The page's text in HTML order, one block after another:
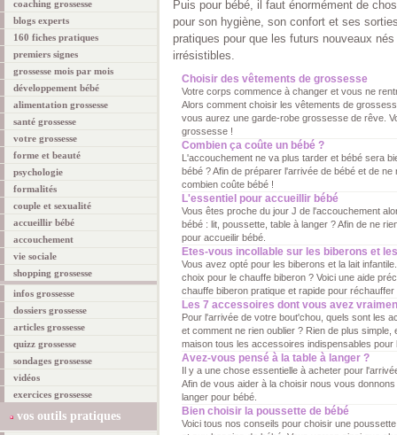
coaching grossesse
blogs experts
160 fiches pratiques
premiers signes
grossesse mois par mois
développement bébé
alimentation grossesse
santé grossesse
votre grossesse
forme et beauté
psychologie
formalités
couple et sexualité
accueillir bébé
accouchement
vie sociale
shopping grossesse
infos grossesse
dossiers grossesse
articles grossesse
quizz grossesse
sondages grossesse
vidéos
exercices grossesse
vos outils pratiques
Puis pour bébé, il faut énormément de
pour son hygiène, son confort et ses
pratiques pour que les futurs nouveaux
irrésistibles.
Choisir des vêtements de grossesse
Votre corps commence à changer et vous ne
Alors comment choisir les vêtements de
vous aurez une garde-robe grossesse de rêve.
grossesse !
Combien ça coûte un bébé ?
L'accouchement ne va plus tarder et bébé sera
bébé ? Afin de préparer l'arrivée de bébé et de
combien coûte bébé !
L'essentiel pour accueillir bébé
Vous êtes proche du jour J de l'accouchement
bébé : lit, poussette, table à langer ? Afin de ne
pour accueilir bébé.
Etes-vous incollable sur les biberons et
Vous avez opté pour les biberons et la lait
choix pour le chauffe biberon ? Voici une aide
chauffe biberon pratique et rapide pour réchauffer
Les 7 accessoires dont vous avez
Pour l'arrivée de votre bout'chou, quels sont les
et comment ne rien oublier ? Rien de plus
maison tous les accessoires indispensables pour
Avez-vous pensé à la table à langer ?
Il y a une chose essentielle à acheter pour
Afin de vous aider à la choisir nous vous
langer pour bébé.
Bien choisir la poussette de bébé
Voici tous nos conseils pour choisir une